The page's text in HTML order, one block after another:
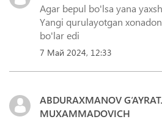
Agar bepul bo'lsa yana
Yangi qurulayotgan
7 Май 2024, 12:33
ABDURAXMANOV
MUXAMMADOVICH